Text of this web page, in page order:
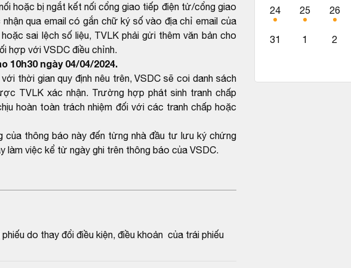
hoặc bị ngắt kết nối cổng giao tiếp điện tử/cổng giao
qua email có gắn chữ ký số vào địa chỉ email của
sai lệch số liệu, TVLK phải gửi thêm văn bản cho
hợp với VSDC điều chỉnh.
10h30 ngày 04/04/2024.
thời gian quy định nêu trên, VSDC sẽ coi danh sách
TVLK xác nhận. Trường hợp phát sinh tranh chấp
hoàn toàn trách nhiệm đối với các tranh chấp hoặc
thông báo này đến từng nhà đầu tư lưu ký chứng
làm việc kể từ ngày ghi trên thông báo của VSDC.
do thay đổi điều kiện, điều khoản  của trái phiếu
24 25 26
31 1 2